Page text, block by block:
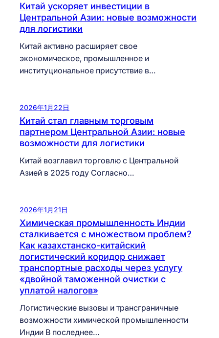
Китай ускоряет инвестиции в
Центральной Азии: новые возможности
для логистики
Китай активно расширяет свое
экономическое, промышленное и
институциональное присутствие в…
2026年1月22日
Китай стал главным торговым
партнером Центральной Азии: новые
возможности для логистики
Китай возглавил торговлю с Центральной
Азией в 2025 году Согласно…
2026年1月21日
Химическая промышленность Индии
сталкивается с множеством проблем?
Как казахстанско-китайский
логистический коридор снижает
транспортные расходы через услугу
«двойной таможенной очистки с
уплатой налогов»
Логистические вызовы и трансграничные
возможности химической промышленности
Индии В последнее…